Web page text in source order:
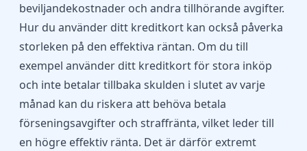
beviljandekostnader och andra tillhörande avgifter.
Hur du använder ditt kreditkort kan också påverka
storleken på den effektiva räntan. Om du till
exempel använder ditt kreditkort för stora inköp
och inte betalar tillbaka skulden i slutet av varje
månad kan du riskera att behöva betala
förseningsavgifter och straffränta, vilket leder till
en högre effektiv ränta. Det är därför extremt